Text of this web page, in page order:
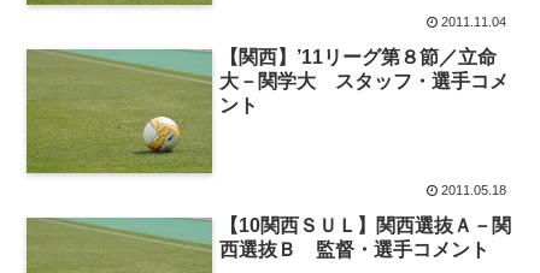
2011.11.04
【関西】’11リーグ第８節／立命
大－関学大 スタッフ・選手コメ
ント
2011.05.18
【10関西ＳＵＬ】関西選抜Ａ－関
西選抜Ｂ 監督・選手コメント